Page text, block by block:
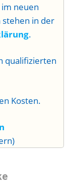
neuen
in der
.
qualifizierten
Kosten.